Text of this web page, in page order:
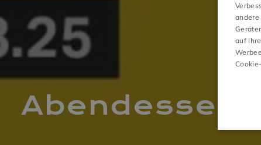
AKTIVITÄTEN
Abendessen
andere
auf